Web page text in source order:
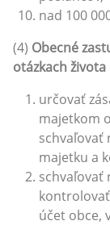
nad 100
(4) Obecné
otázkach života
určovať
majetkom
schvaľovať
majetku a
schvaľovať
účet obce,